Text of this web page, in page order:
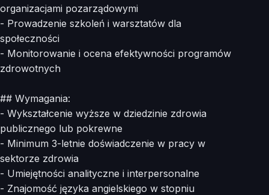
organizacjami pozarządowymi
- Prowadzenie szkoleń i warsztatów dla
społeczności
- Monitorowanie i ocena efektywności programów
zdrowotnych
## Wymagania:
- Wykształcenie wyższe w dziedzinie zdrowia
publicznego lub pokrewne
- Minimum 3-letnie doświadczenie w pracy w
sektorze zdrowia
- Umiejętności analityczne i interpersonalne
- Znajomość języka angielskiego w stopniu